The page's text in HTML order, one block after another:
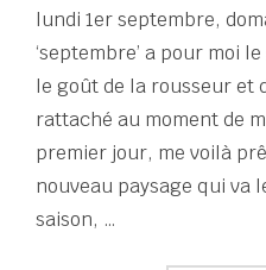
lundi 1er septembre,
‘septembre’ a pour moi
le goût de la rousseur et
rattaché au moment de
premier jour, me voilà
nouveau paysage qui va
saison, …